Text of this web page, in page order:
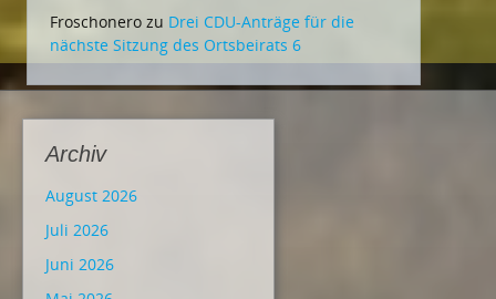
Froschonero zu Drei CDU-Anträge für die
nächste Sitzung des Ortsbeirats 6
Archiv
August 2026
Juli 2026
Juni 2026